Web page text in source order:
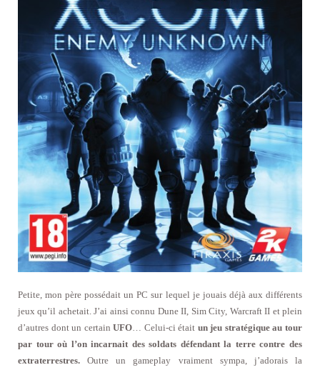
Petite, mon père possédait un PC sur lequel je jouais déjà aux différents
jeux qu’il achetait. J’ai ainsi connu Dune II, Sim City, Warcraft II et plein
d’autres dont un certainUFO … Celui-ci était un jeu stratégique au tour
par tour où l’on incarnait des soldats défendant la terre contre des
extraterrestres. Outre un gameplay vraiment sympa, j’adorais la